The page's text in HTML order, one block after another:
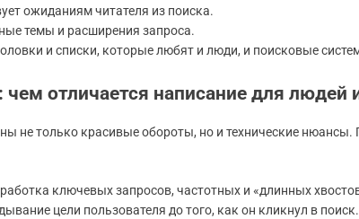
ожиданиям читателя из поиска.
темы и расширения запроса.
и списки, которые любят и люди, и поисковые
отличается написание для людей
не только красивые обороты, но и технические нюансы.
ключевых запросов, частотных и «длинных
цели пользователя до того, как он кликнул в поиск.